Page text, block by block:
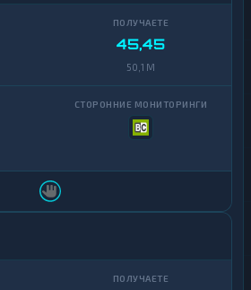
45,45
50,1 M